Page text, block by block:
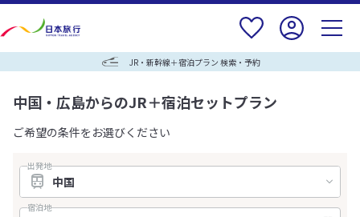
JR・新幹線＋宿泊プラン 検索・予約
中国・広島からのJR＋宿泊セットプラン
ご希望の条件をお選びください
出発地
宿泊地